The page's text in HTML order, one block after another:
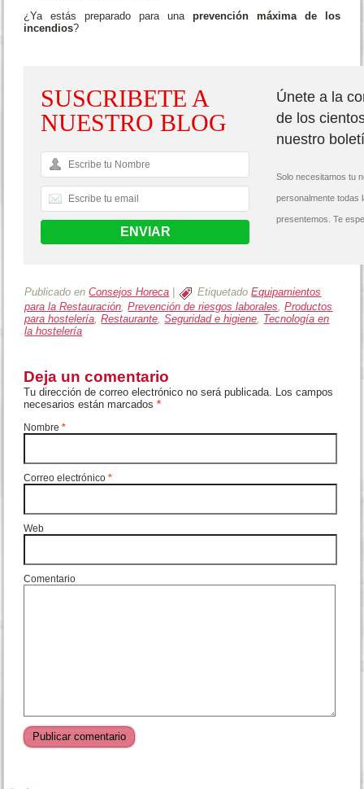
¿Ya estás preparado para una prevención máxima de los
incendios?
SUSCRIBETE A
NUESTRO BLOG
Únete a la
de los
nuestro
Solo necesitamos tu
personalmente todas
presentemos. Te
Publicado en Consejos Horeca Etiquetado Equipamientos
para la Restauración,Prevención de riesgos laborales,Productos
para hostelería,Restaurante,Seguridad e higiene, Tecnología en
la hostelería
Deja un comentario
Tu dirección de correo electrónico no será publicada. Los campos
necesarios están marcados*
Nombre*
Correo electrónico*
Web
Comentario